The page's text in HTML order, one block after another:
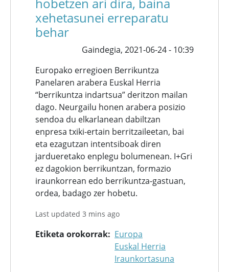
xehetasunei erreparatu
behar
Gaindegia, 2021-06-24 - 10:39
Europako erregioen Berrikuntza
Panelaren arabera Euskal Herria
“berrikuntza indartsua” deritzon mailan
dago. Neurgailu honen arabera posizio
sendoa du elkarlanean dabiltzan
enpresa txiki-ertain berritzaileetan, bai
eta ezagutzan intentsiboak diren
jardueretako enplegu bolumenean. I+Gri
ez dagokion berrikuntzan, formazio
iraunkorrean edo berrikuntza-gastuan,
ordea, badago zer hobetu.
Last updated 3 mins ago
Etiketa orokorrak
Europa
Euskal Herria
Iraunkortasuna